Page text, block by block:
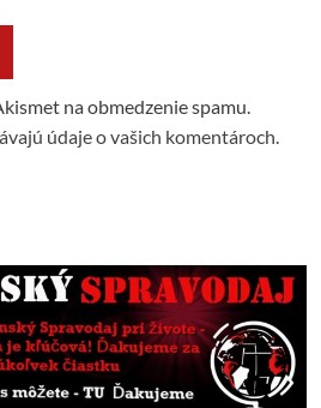
na obmedzenie spamu.
údaje o vašich komentároch.